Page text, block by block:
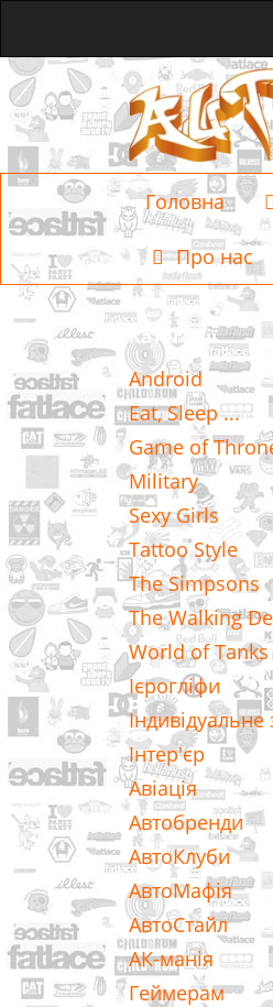
Головна
Про нас
Категорії
Android
Eat, Sleep ...
Game of
Military
Sexy Girls
Tattoo Style
The Simpsons
The Walking
World of Tanks
Ієрогліфи
Інтер'єр
Авіація
Автобренди
АвтоКлуби
АвтоМафія
АвтоСтайл
АК-манія
Геймерам